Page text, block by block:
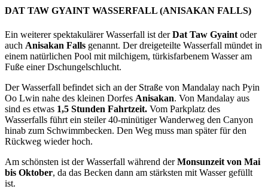
DAT TAW GYAINT WASSERFALL (ANISAKAN FALLS)
Ein weiterer spektakulärer Wasserfall ist derDat Taw Gyaint oder
auch Anisakan Falls genannt. Der dreigeteilte Wasserfall mündet in
einem natürlichen Pool mit milchigem, türkisfarbenem Wasser am
Fuße einer Dschungelschlucht.
Der Wasserfall befindet sich an der Straße von Mandalay nach Pyin
Oo Lwin nahe des kleinen Dorfes Anisakan. Von Mandalay aus
sind es etwas 1,5 Stunden Fahrtzeit. Vom Parkplatz des
Wasserfalls führt ein steiler 40-minütiger Wanderweg den Canyon
hinab zum Schwimmbecken. Den Weg muss man später für den
Rückweg wieder hoch.
Am schönsten ist der Wasserfall während derMonsunzeit von Mai
bis Oktober, da das Becken dann am stärksten mit Wasser gefüllt
ist.